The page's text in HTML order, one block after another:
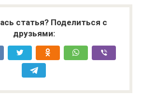
статья? Поделиться с
друзьями: